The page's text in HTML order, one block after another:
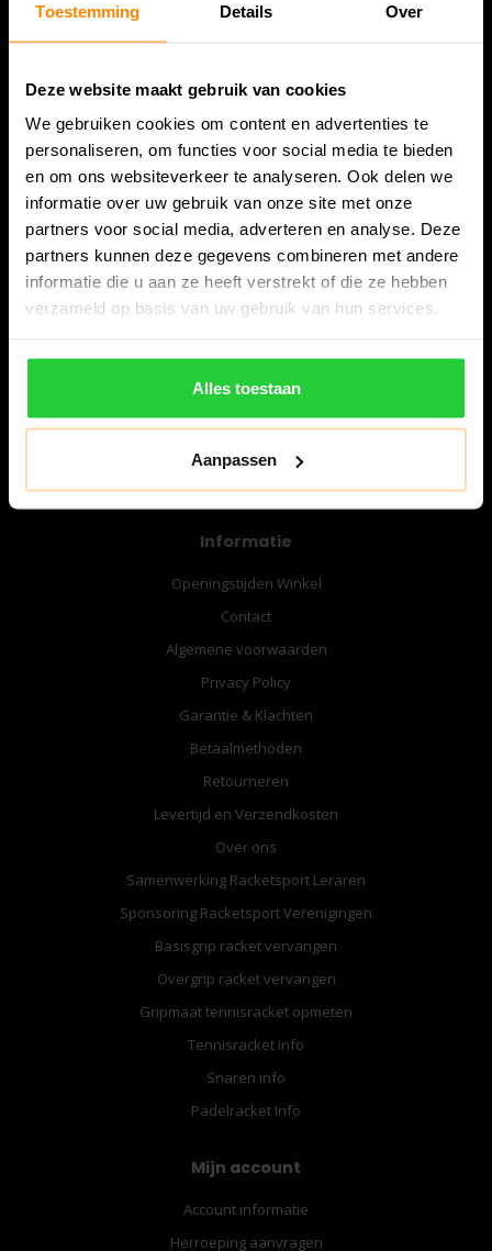
Toestemming Details Over
Deze website maakt gebruik van cookies
We gebruiken cookies om content en advertenties te
personaliseren, om functies voor social media te bieden
en om ons websiteverkeer te analyseren. Ook delen we
informatie over uw gebruik van onze site met onze
partners voor social media, adverteren en analyse. Deze
partners kunnen deze gegevens combineren met andere
informatie die u aan ze heeft verstrekt of die ze hebben
verzameld op basis van uw gebruik van hun services.
Alles toestaan
Aanpassen
Bespanracket.nl is dé racketspecialist van Lelystad en
omstreken.
Snijdersstraat 6
8224 AA Lelystad
Nederland
06-57276080
info@bespanracket.nl
Informatie
Openingstijden Winkel
Contact
Algemene voorwaarden
Privacy Policy
Garantie & Klachten
Betaalmethoden
Retourneren
Levertijd en Verzendkosten
Over ons
Samenwerking Racketsport Leraren
Sponsoring Racketsport Verenigingen
Basisgrip racket vervangen
Overgrip racket vervangen
Gripmaat tennisracket opmeten
Tennisracket info
Snaren info
Padelracket Info
Mijn account
Account informatie
Herroeping aanvragen